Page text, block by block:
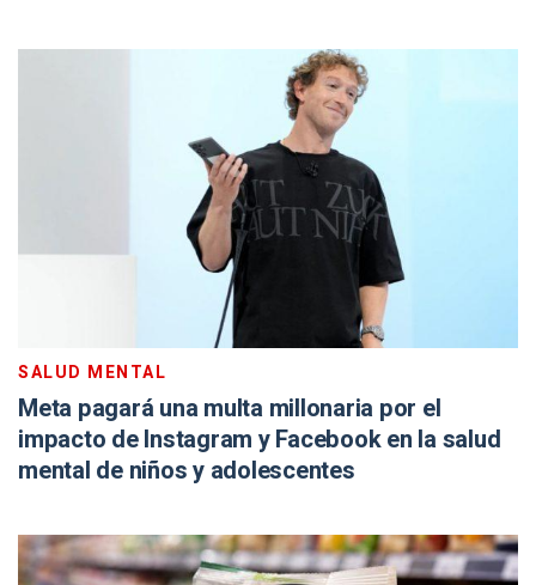
SALUD MENTAL
Meta pagará una multa millonaria por el
impacto de Instagram y Facebook en la salud
mental de niños y adolescentes